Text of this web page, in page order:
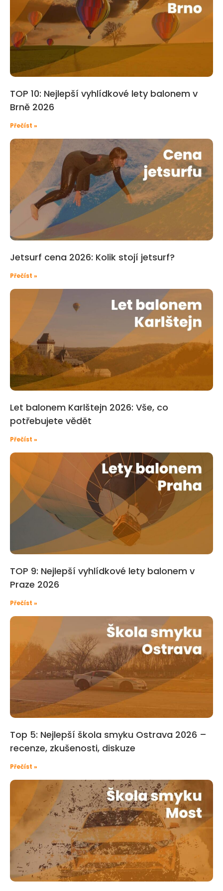
TOP 10: Nejlepší vyhlídkové lety balonem v
Brně 2026
Přečíst »
Jetsurf cena 2026: Kolik stojí jetsurf?
Přečíst »
Let balonem Karlštejn 2026: Vše, co
potřebujete vědět
Přečíst »
TOP 9: Nejlepší vyhlídkové lety balonem v
Praze 2026
Přečíst »
Top 5: Nejlepší škola smyku Ostrava 2026 –
recenze, zkušenosti, diskuze
Přečíst »